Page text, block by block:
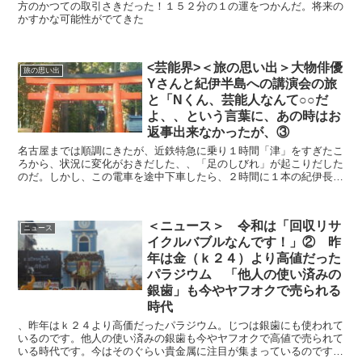
方のかつての取引さきだった！１５２分の１の運をつかんだ。将来の
かすかな可能性がでてきた
旅の思い出
<芸能界>＜旅の思い出＞大物俳優
Yさんと紀伊半島への講演会の旅
と「Nくん、芸能人なんて○○だ
よ、、という言葉に、あの時はお
返事出来なかったが、③
名古屋までは順調にきたが、近鉄特急に乗り１時間「津」をすぎたこ
ろから、状況に変化がおきだした、、「足のしびれ」が起こりだした
のだ。しかし、この電車を途中下車したら、２時間に１本の紀伊長島
ニュース
＜ニュース＞ 令和は「回収リサ
イクルバブルなんです！」② 昨
年は金（ｋ２４）より高値だった
パラジウム 「他人の使い済みの
銀歯」も今やヤフオクで売られる
時代
、昨年はｋ２４より高価だったパラジウム。じつは銀歯にも使われて
いるのです。他人の使い済みの銀歯も今やヤフオクで高値で売られて
いる時代です。今はそのぐらい貴金属に注目が集まっているのです